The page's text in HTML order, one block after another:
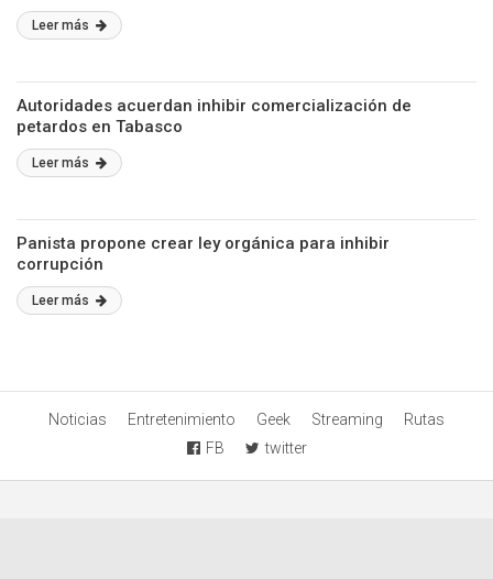
Leer más
Autoridades acuerdan inhibir comercialización de
petardos en Tabasco
Leer más
Panista propone crear ley orgánica para inhibir
corrupción
Leer más
Noticias Entretenimiento Geek Streaming
Rutas
FB
twitter